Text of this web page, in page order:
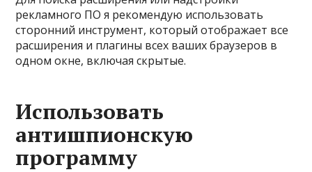
рекламного ПО я рекомендую использовать
сторонний инструмент, который отображает все
расширения и плагины всех ваших браузеров в
одном окне, включая скрытые.
Использовать
антишпионскую
программу